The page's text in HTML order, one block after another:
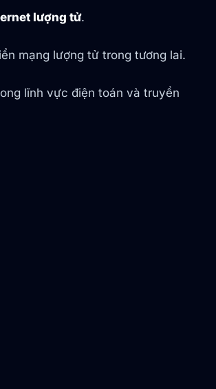
lượng tử.
mạng lượng tử trong tương lai.
lĩnh vực điện toán và truyền